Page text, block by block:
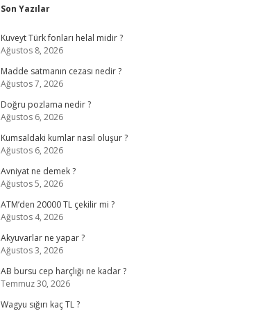
Sidebar
Son Yazılar
Kuveyt Türk fonları helal midir ?
Ağustos 8, 2026
Madde satmanın cezası nedir ?
Ağustos 7, 2026
Doğru pozlama nedir ?
Ağustos 6, 2026
Kumsaldaki kumlar nasıl oluşur ?
Ağustos 6, 2026
Avniyat ne demek ?
Ağustos 5, 2026
ATM’den 20000 TL çekilir mi ?
Ağustos 4, 2026
Akyuvarlar ne yapar ?
Ağustos 3, 2026
AB bursu cep harçlığı ne kadar ?
Temmuz 30, 2026
Wagyu sığırı kaç TL ?